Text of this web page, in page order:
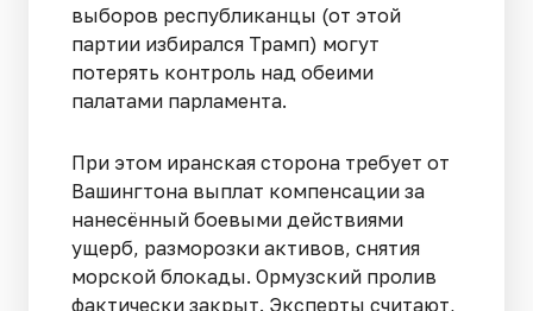
выборов республиканцы (от этой
партии избирался Трамп) могут
потерять контроль над обеими
палатами парламента.
При этом иранская сторона требует от
Вашингтона выплат компенсации за
нанесённый боевыми действиями
ущерб, разморозки активов, снятия
морской блокады. Ормузский пролив
фактически закрыт. Эксперты считают,